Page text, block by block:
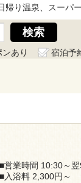
帰り温泉、スーパ
あり
宿泊予
■営業時間 10:30～
■入浴料 2,300円～